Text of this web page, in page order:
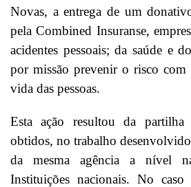
Novas, a entrega de um
pela Combined Insuranse,
acidentes pessoais; da saúde e
por missão prevenir o risco com
vida das pessoas.
Esta ação resultou da
obtidos, no trabalho
da mesma agência a nível
Instituições nacionais. No